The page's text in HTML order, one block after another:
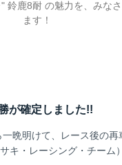
鈴鹿8耐 の魅力を、みな
ます！
が確定しました!!
晩明けて、レース後の
キ・レーシング・チーム